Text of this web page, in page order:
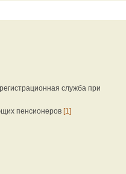
служба при
пенсионеров [1]